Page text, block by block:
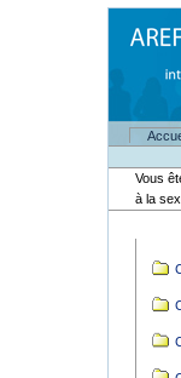
Outils
personnels
Vous
à la